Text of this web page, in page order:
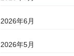
2026年6月
2026年5月